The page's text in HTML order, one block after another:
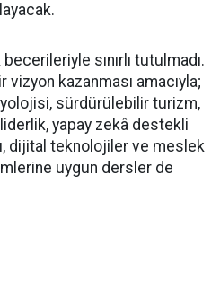
sınırlı tutulmadı.
kazanması amacıyla;
sürdürülebilir turizm,
yapay zekâ destekli
dijital teknolojiler ve meslek
uygun dersler de